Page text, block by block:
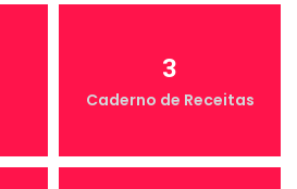
3
Caderno de Receitas